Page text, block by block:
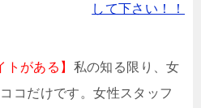
して下さい！！
トがある】 私の知る限り、女
コだけです。女性スタッフ